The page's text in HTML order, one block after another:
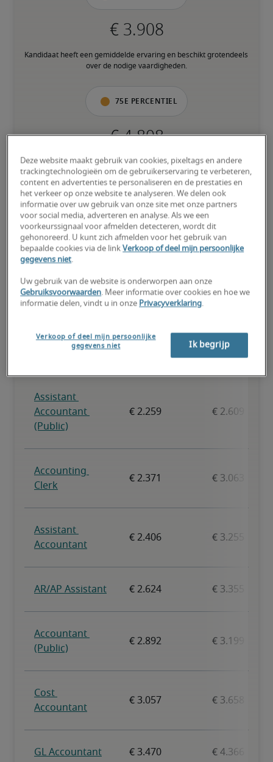
Kandidaat heeft een gemiddelde ervaring en beschikt grotendeels
over de nodige vaardigheden.
75e percentiel
Kandidaat heeft bovengemiddeld veel ervaring, beschikt over (zo
goed als) alle nodige vaardigheden en kan ook gespecialiseerde
kwalificaties hebben.
Salarissen voor vergelijkbare
functies
Deze website maakt gebruik van cookies, pixeltags en andere
trackingtechnologieën om de gebruikerservaring te verbeteren,
content en advertenties te personaliseren en de prestaties en
het verkeer op onze website te analyseren. We delen ook
informatie over uw gebruik van onze site met onze partners
voor social media, adverteren en analyse. Als we een
voorkeurssignaal voor afmelden detecteren, wordt dit
gehonoreerd. U kunt zich afmelden voor het gebruik van
bepaalde cookies via de linkVerkoop of deel mijn persoonlijke
gegevens niet.
Uw gebruik van de website is onderworpen aan onze
Gebruiksvoorwaarden. Meer informatie over cookies en hoe we
informatie delen, vindt u in onze Privacyverklaring.
Verkoop of deel mijn persoonlijke
gegevens niet
Ik begrijp